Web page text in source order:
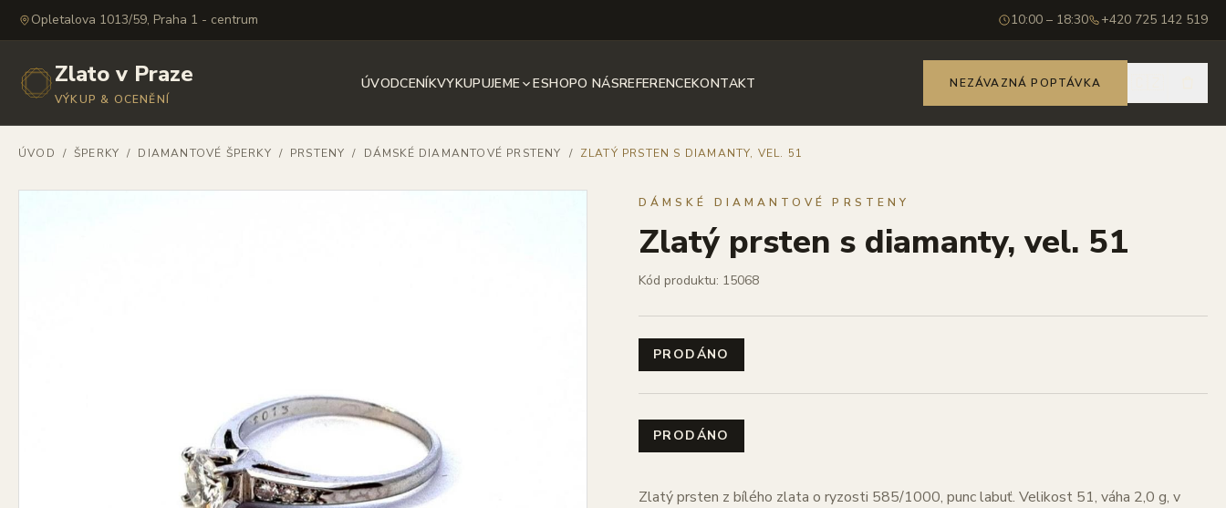
Opletalova 1013/59, Praha 1 - centrum 10:00 – 18:30 +420 725 142 519
Zlato v Praze
VÝKUP & OCENĚNÍ
ÚVODCENÍKVYKUPUJEME ESHOPO NÁSREFERENCEKONTAKT NEZÁVAZNÁ POPTÁVKA
ÚVOD / ŠPERKY / DIAMANTOVÉ ŠPERKY / PRSTENY / DÁMSKÉ DIAMANTOVÉ PRSTENY / ZLATÝ PRSTEN S DIAMANTY, VEL. 51
DÁMSKÉ DIAMANTOVÉ PRSTENY
Zlatý prsten s diamanty, vel. 51
Kód produktu: 15068
PRODÁNO
PRODÁNO
Zlatý prsten z bílého zlata o ryzosti 585/1000, punc labuť. Velikost 51, váha 2,0 g, v